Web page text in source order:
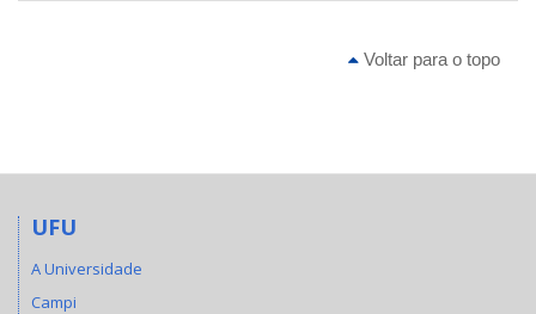
Voltar para o topo
UFU
A Universidade
Campi